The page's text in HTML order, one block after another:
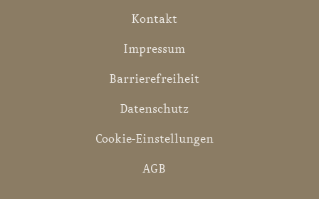
Kontakt
Impressum
Barrierefreiheit
Datenschutz
Cookie-Einstellungen
AGB